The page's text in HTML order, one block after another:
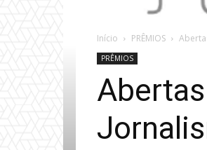
Início PRÊMIOS
PRÊMIOS